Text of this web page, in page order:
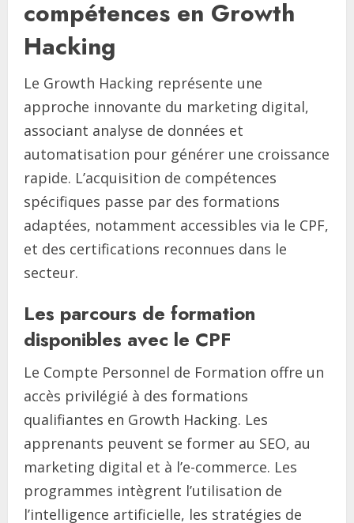
compétences en Growth
Hacking
Le Growth Hacking représente une
approche innovante du marketing digital,
associant analyse de données et
automatisation pour générer une croissance
rapide. L’acquisition de compétences
spécifiques passe par des formations
adaptées, notamment accessibles via le CPF,
et des certifications reconnues dans le
secteur.
Les parcours de formation
disponibles avec le CPF
Le Compte Personnel de Formation offre un
accès privilégié à des formations
qualifiantes en Growth Hacking. Les
apprenants peuvent se former au SEO, au
marketing digital et à l’e-commerce. Les
programmes intègrent l’utilisation de
l’intelligence artificielle, les stratégies de